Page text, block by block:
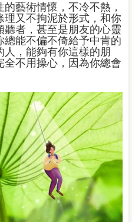
的藝術情懷，不冷不熱，
理又不拘泥於形式，和你
者，甚至是朋友的心靈
能不偏不倚給予中肯的
，能夠有你這樣的朋
不用操心，因為你總會